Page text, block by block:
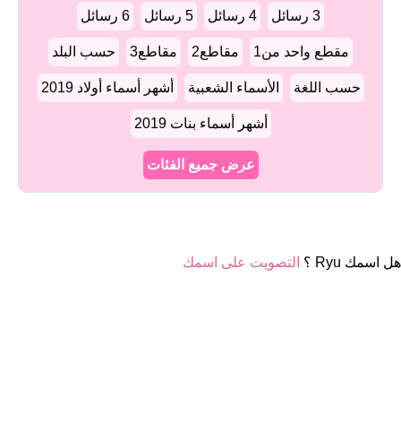
3 رسائل 4 رسائل 5 رسائل 6 رسائل
مقطع واحد من1 مقاطع2 مقاطع3 حسب البلد
حسب اللغة الأسماء الشعبية أشهر أسماء أولاد 2019
أشهر أسماء بنات 2019
عرض جميع الفئات
هل اسمك Ryu ؟ التصويت على اسمك